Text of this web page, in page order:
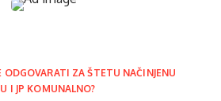
ODGOVARATI ZA ŠTETU NAČINJENU
I JP KOMUNALNO?